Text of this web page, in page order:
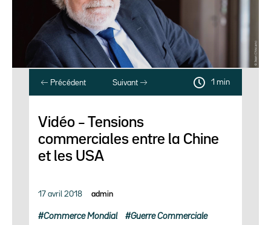
Précédent Suivant 1 min
Vidéo – Tensions
commerciales entre la Chine
et les USA
17 avril 2018 admin
Commerce Mondial Guerre Commerciale